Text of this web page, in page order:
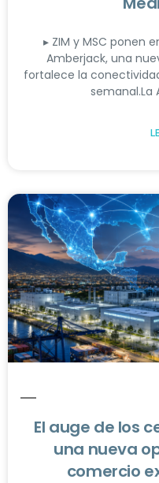
▸ ZIM y MSC ponen
Amberjack, una
fortalece la
semanal.La
El auge de los
una nueva
comercio